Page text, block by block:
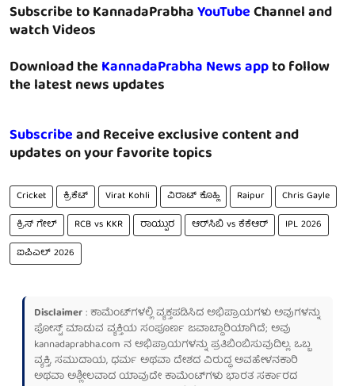
Subscribe to KannadaPrabhaYouTubeChannel and
watch Videos
Download theKannadaPrabha News appto follow
the latest news updates
Subscribeand Receive exclusive content and
updates on your favorite topics
Cricket ಕ್ರಿಕೆಟ್ Virat Kohli ವಿರಾಟ್ ಕೊಹ್ಲಿ Raipur
Chris Gayle
ಕ್ರಿಸ್ ಗೇಲ್
RCB vs KKR ರಾಯ್ಪುರ ಆರ್‌ಸಿಬಿ vs ಕೆಕೆಆರ್
IPL 2026
ಐಪಿಎಲ್ 2026
Disclaimer: ಕಾಮೆಂಟ್‌ಗಳಲ್ಲಿ ವ್ಯಕ್ತಪಡಿಸಿದ ಅಭಿಪ್ರಾಯಗಳು ಅವುಗಳನ್ನು
ಪೋಸ್ಟ್ ಮಾಡುವ ವ್ಯಕ್ತಿಯ ಸಂಪೂರ್ಣ ಜವಾಬ್ದಾರಿಯಾಗಿದೆ; ಅವು
kannadaprabha.com ನ ಅಭಿಪ್ರಾಯಗಳನ್ನು ಪ್ರತಿಬಿಂಬಿಸುವುದಿಲ್ಲ. ಒಬ್ಬ
ವ್ಯಕ್ತಿ, ಸಮುದಾಯ, ಧರ್ಮ ಅಥವಾ ದೇಶದ ವಿರುದ್ಧ ಅವಹೇಳನಕಾರಿ
ಅಥವಾ ಅಶ್ಲೀಲವಾದ ಯಾವುದೇ ಕಾಮೆಂಟ್‌ಗಳು ಭಾರತ ಸರ್ಕಾರದ